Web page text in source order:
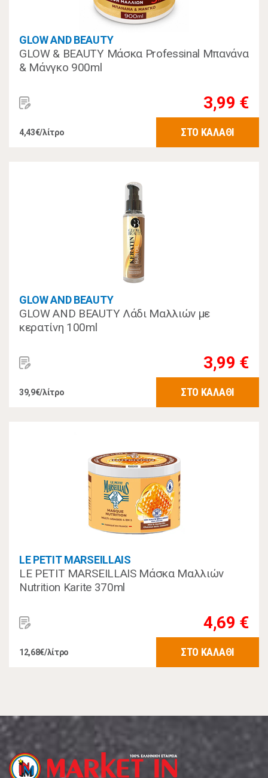
GLOW AND BEAUTY
GLOW & BEAUTY Μάσκα Professinal Μπανάνα
& Μάνγκο 900ml
3,99 €
4,43€/λίτρο ΣΤΟ ΚΑΛΑΘΙ
GLOW AND BEAUTY
GLOW AND BEAUTY Λάδι Μαλλιών με
κερατίνη 100ml
3,99 €
39,9€/λίτρο ΣΤΟ ΚΑΛΑΘΙ
LE PETIT MARSEILLAIS
LE PETIT MARSEILLAIS Μάσκα Μαλλιών
Nutrition Karite 370ml
4,69 €
12,68€/λίτρο ΣΤΟ ΚΑΛΑΘΙ